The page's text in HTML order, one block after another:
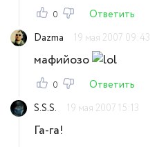
0
Ответить
Dazma
19 мая 2007 09:43
мафийозо
0
Ответить
S.S.S.
19 мая 2007 15:13
Га-га!